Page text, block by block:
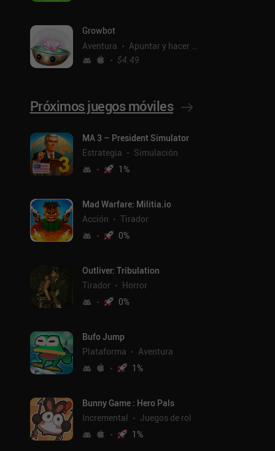
Growbot
Aventura
Apuntar y hacer clic
$4.49
Próximos juegos móviles
MA 3 – President Simulator
Estrategia
Simulación
1%
Mad Warfare: Militia.io
Acción
Tirador
0%
Outliver: Tribulation
Tirador
Horror
0%
Bufo Jump
Plataforma
Aventura
1%
Bunny Game : Hero Pals
Incremental
Juegos de rol
1%